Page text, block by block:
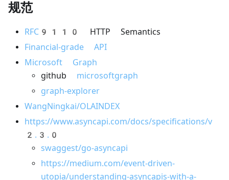
规范
RFC9110
HTTP Semantics
Financial-grade API
Microsoft Graph
github microsoftgraph
graph-explorer
WangNingkai/OLAINDEX
https://www.asyncapi.com/docs/specifications/v
2.3.0
swaggest/go-asyncapi
https://medium.com/event-driven-
utopia/understanding-asyncapis-with-a-